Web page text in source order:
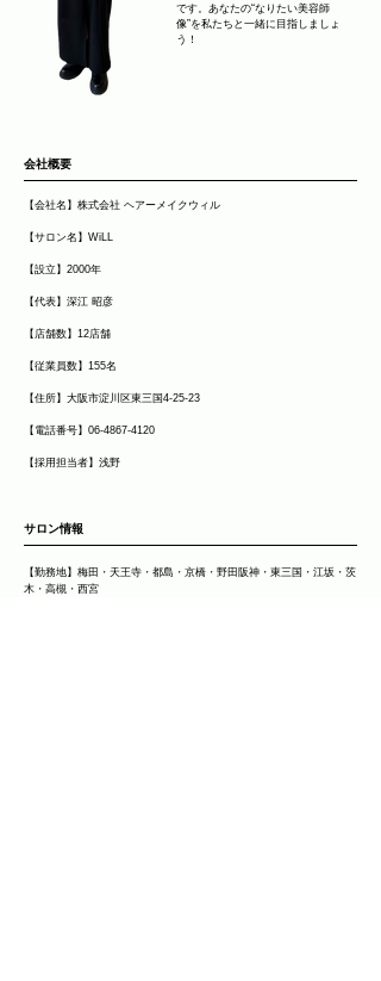
です。あなたの“なりたい美容師
像”を私たちと一緒に目指しましょ
う！
会社概要
【会社名】株式会社 ヘアーメイクウィル
【サロン名】WiLL
【設立】2000年
【代表】深江 昭彦
【店舗数】12店舗
【従業員数】155名
【住所】大阪市淀川区東三国4-25-23
【電話番号】06-4867-4120
【採用担当者】浅野
​サロン情報
【勤務地】梅田・天王寺・都島・京橋・野田阪神・東三国・江坂・茨
木・高槻・西宮